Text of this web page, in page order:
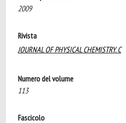
2009
Rivista
JOURNAL OF PHYSICAL CHEMISTRY. C
Numero del volume
113
Fascicolo